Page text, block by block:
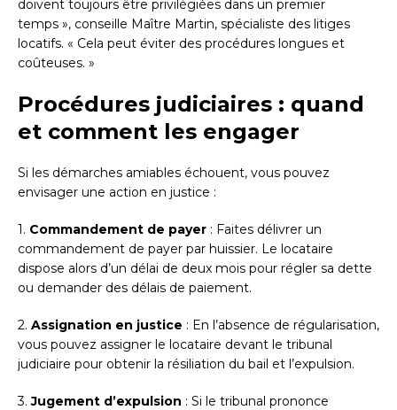
doivent toujours être privilégiées dans un premier
temps », conseille Maître Martin, spécialiste des litiges
locatifs. « Cela peut éviter des procédures longues et
coûteuses. »
Procédures judiciaires : quand
et comment les engager
Si les démarches amiables échouent, vous pouvez
envisager une action en justice :
1. Commandement de payer : Faites délivrer un
commandement de payer par huissier. Le locataire
dispose alors d’un délai de deux mois pour régler sa dette
ou demander des délais de paiement.
2. Assignation en justice : En l’absence de régularisation,
vous pouvez assigner le locataire devant le tribunal
judiciaire pour obtenir la résiliation du bail et l’expulsion.
3.Jugement d’expulsion : Si le tribunal prononce